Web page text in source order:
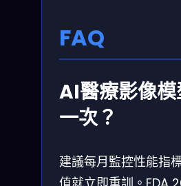
FAQ
AI醫療影像
一次？
建議每月監控性能指